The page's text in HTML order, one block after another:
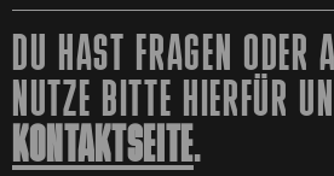
DU HAST FRAGEN ODER
NUTZE BITTE HIERFÜR
KONTAKTSEITE.